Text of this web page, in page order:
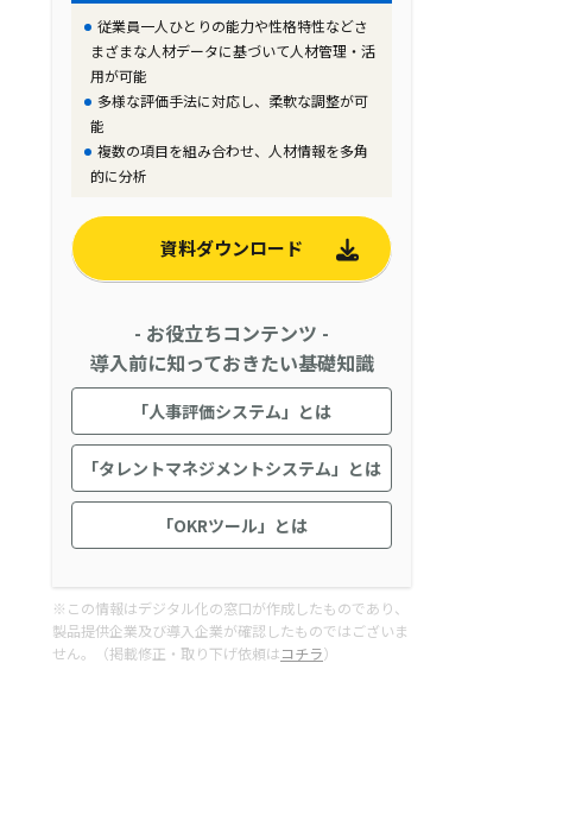
従業員一人ひとりの能力や性格特性などさ
まざまな人材データに基づいて人材管理・活
用が可能
多様な評価手法に対応し、柔軟な調整が可
能
複数の項目を組み合わせ、人材情報を多角
的に分析
資料ダウンロード
- お役立ちコンテンツ -
導入前に知っておきたい基礎知識
「人事評価システム」とは
「タレントマネジメントシステム」とは
「OKRツール」とは
※この情報はデジタル化の窓口が作成したものであり、
製品提供企業及び導入企業が確認したものではございま
せん。（掲載修正・取り下げ依頼はコチラ）